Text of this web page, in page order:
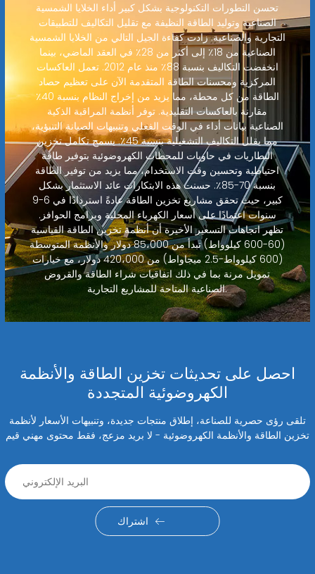
تحسن التطورات التكنولوجية بشكل كبير أداء الخلايا الشمسية
الصناعية وتوليد الطاقة النظيفة مع تقليل التكاليف للتطبيقات
التجارية والصناعية. زادت كفاءة الجيل التالي من الخلايا الشمسية
الصناعية من 18٪ إلى أكثر من 28٪ في العقد الماضي، بينما
انخفضت التكاليف بنسبة 88٪ منذ عام 2012. تعمل العاكسات
المركزية ومحسنات الطاقة المتقدمة الآن على تعظيم حصاد
الطاقة من كل محطة، مما يزيد من إخراج النظام بنسبة 40٪
مقارنة بالعاكسات التقليدية. توفر أنظمة المراقبة الذكية
الصناعية بيانات أداء في الوقت الفعلي وتنبيهات الصيانة التنبؤية،
مما يقلل التكاليف التشغيلية بنسبة 45٪. يسمح تكامل تخزين
البطاريات في حاويات للمحطات الكهروضوئية بتوفير طاقة
احتياطية وتحسين وقت الاستخدام، مما يزيد من توفير الطاقة
بنسبة 70-85٪. حسنت هذه الابتكارات عائد الاستثمار بشكل
كبير، حيث تحقق مشاريع تخزين الطاقة عادةً استردادًا في 6-9
سنوات اعتمادًا على أسعار الكهرباء المحلية وبرامج الحوافز.
تظهر اتجاهات التسعير الأخيرة أن أنظمة تخزين الطاقة القياسية
(60-600 كيلوواط) تبدأ من 85،000 دولار والأنظمة المتوسطة
(600 كيلوواط-2.5 ميجاواط) من 420،000 دولار، مع خيارات
تمويل مرنة بما في ذلك اتفاقيات شراء الطاقة والقروض
الصناعية المتاحة للمشاريع التجارية.
احصل على تحديثات تخزين الطاقة والأنظمة
الكهروضوئية المتجددة
تلقى رؤى حصرية للصناعة، إطلاق منتجات جديدة، وتنبيهات الأسعار لأنظمة
تخزين الطاقة والأنظمة الكهروضوئية - لا بريد مزعج، فقط محتوى مهني قيم
اشتراك